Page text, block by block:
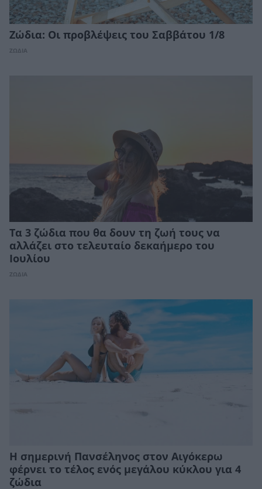
Ζώδια: Οι προβλέψεις του Σαββάτου 1/8
ΖΩΔΙΑ
Τα 3 ζώδια που θα δουν τη ζωή τους να
αλλάζει στο τελευταίο δεκαήμερο του
Ιουλίου
ΖΩΔΙΑ
Η σημερινή Πανσέληνος στον Αιγόκερω
φέρνει το τέλος ενός μεγάλου κύκλου για 4
ζώδια